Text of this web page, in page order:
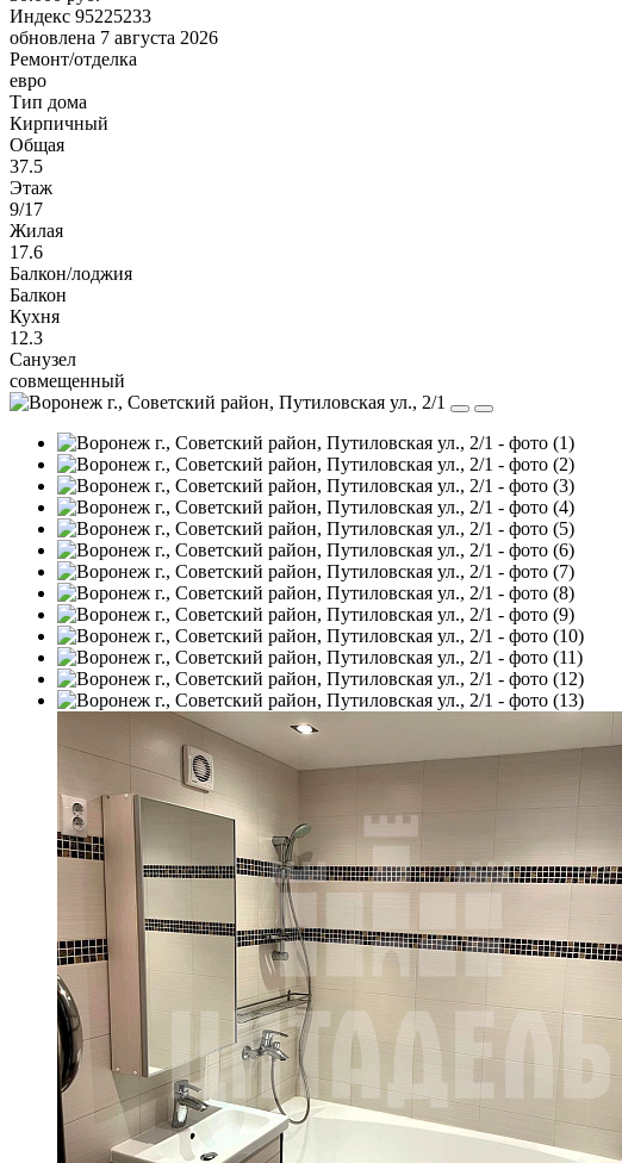
Индекс 95225233
обновлена 7 августа 2026
Ремонт/отделка
евро
Тип дома
Кирпичный
Общая
37.5
Этаж
9/17
Жилая
17.6
Балкон/лоджия
Балкон
Кухня
12.3
Санузел
совмещенный